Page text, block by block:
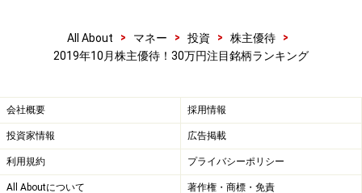
今回の第１位はパーク２４（東証1部＜4666＞）です。
24時間無人時間貸し駐車場タイムズを運営している企業
今回は100株を購入し、2000円分の駐車サービス券を2回
獲得したケースを想定して利回り計算をしています（つ
まり株主優待は4000円で評価して利回り計算していま
す）。
All About > マネー > 投資 > 株主優待
>
2019年10月株主優待！30万円注目銘柄ランキング
会社概要 採用情報
投資家情報 広告掲載
利用規約 プライバシーポリシー
All Aboutについて 著作権・商標・免責